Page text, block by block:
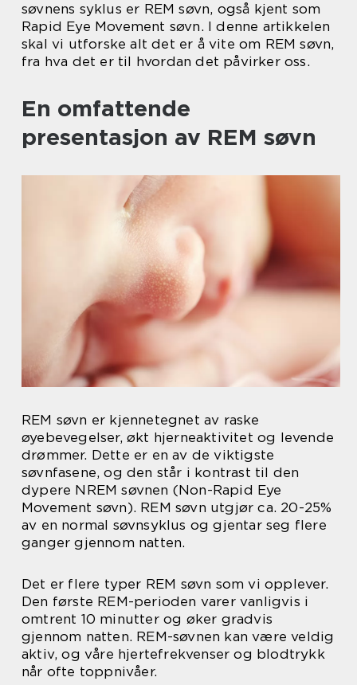
søvnens syklus er REM søvn, også kjent som
Rapid Eye Movement søvn. I denne artikkelen
skal vi utforske alt det er å vite om REM søvn,
fra hva det er til hvordan det påvirker oss.
En omfattende
presentasjon av REM søvn
REM søvn er kjennetegnet av raske
øyebevegelser, økt hjerneaktivitet og levende
drømmer. Dette er en av de viktigste
søvnfasene, og den står i kontrast til den
dypere NREM søvnen (Non-Rapid Eye
Movement søvn). REM søvn utgjør ca. 20-25%
av en normal søvnsyklus og gjentar seg flere
ganger gjennom natten.
Det er flere typer REM søvn som vi opplever.
Den første REM-perioden varer vanligvis i
omtrent 10 minutter og øker gradvis
gjennom natten. REM-søvnen kan være veldig
aktiv, og våre hjertefrekvenser og blodtrykk
når ofte toppnivåer.